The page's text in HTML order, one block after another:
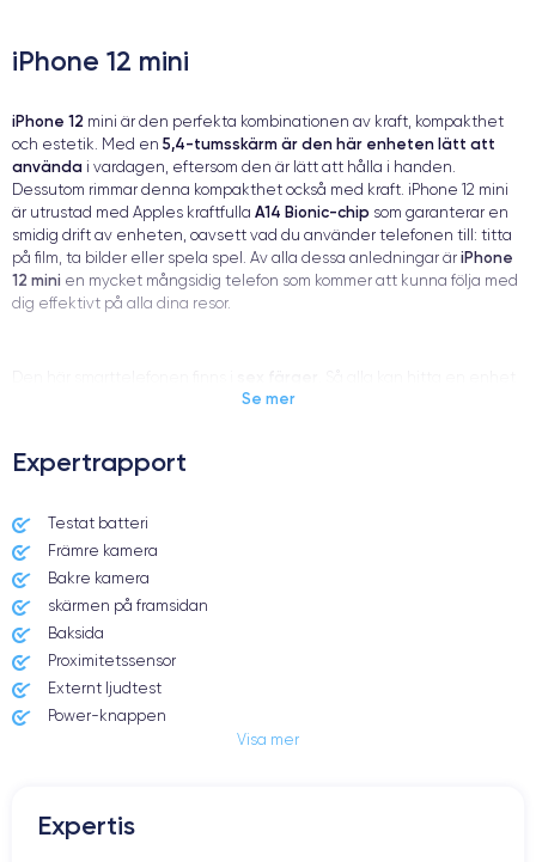
iPhone 12 mini
iPhone 12 mini är den perfekta kombinationen av kraft, kompakthet
och estetik. Med en 5,4-tumsskärm är den här enheten lätt att
använda i vardagen, eftersom den är lätt att hålla i handen.
Dessutom rimmar denna kompakthet också med kraft. iPhone 12 mini
är utrustad med Apples kraftfulla A14 Bionic-chip som garanterar en
smidig drift av enheten, oavsett vad du använder telefonen till: titta
på film, ta bilder eller spela spel. Av alla dessa anledningar är iPhone
12 mini en mycket mångsidig telefon som kommer att kunna följa med
dig effektivt på alla dina resor.
som passar deras estetiska önskemål genom att välja mellan följande
Svart, vitt, rött, grönt, blått, lila
Dessutom erbjuder märket flera olika lagringskapaciteter:
GB eller 256 GB
passar dina behov.
Fördelarna med iPhone 12
Se mer
Expertrapport
Testat batteri
Främre kamera
Bakre kamera
skärmen på framsidan
Baksida
Proximitetssensor
Externt ljudtest
Power-knappen
Högtalare
Visa mer
Expertis